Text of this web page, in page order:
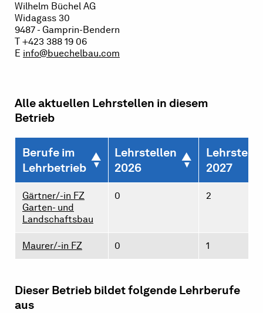
Wilhelm Büchel AG
Widagass 30
9487 - Gamprin-Bendern
T +423 388 19 06
E info@buechelbau.com
Alle aktuellen Lehrstellen in diesem
Betrieb
Berufe im
Lehrbetrieb
Lehrstellen
2026
2027
Gärtner/-in FZ
Garten- und
Landschaftsbau
0 2
Maurer/-in FZ 0 1
Dieser Betrieb bildet folgende Lehrberufe
aus